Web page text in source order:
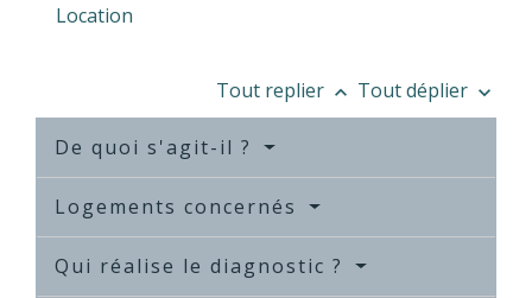
Location
Tout replier keyboard_arrow_up Tout déplier keyboard_arrow_down
De quoi s'agit-il ?
Logements concernés
Qui réalise le diagnostic ?